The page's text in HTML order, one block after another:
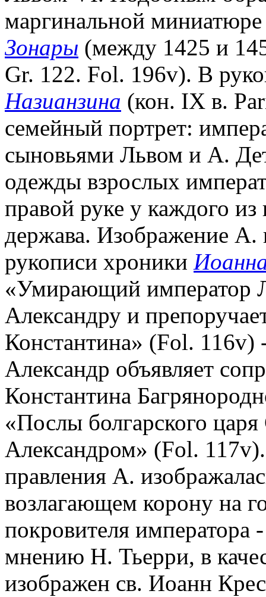
маргинальной
Зонары (между 1425 и
Gr. 122. Fol. 196v). В
Назианзина (кон. IX в.
семейный портрет:
сыновьями Львом и А.
одежды взрослых
правой руке у каждого
держава. Изображение А.
рукописи хроники
«Умирающий император
Александру и
Константина» (Fol. 116v)
Александр объявляет
Константина
«Послы болгарского
Александром» (Fol.
правления А.
возлагающем корону на
покровителя императора
мнению Н. Тьерри, в
изображен св. Иоанн